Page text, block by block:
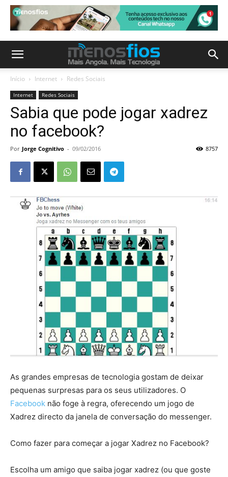
Início Internet Redes Sociais
Internet Redes Sociais
Sabia que pode jogar xadrez
no facebook?
Por Jorge Cognitivo - 09/02/2016 8757
As grandes empresas de tecnologia gostam de deixar
pequenas surpresas para os seus utilizadores. O
Facebook não foge à regra, oferecendo um jogo de
Xadrez directo da janela de conversação do messenger.
Como fazer para começar a jogar Xadrez no Facebook?
Escolha um amigo que saiba jogar xadrez (ou que goste